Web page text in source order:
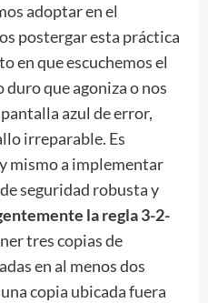
adoptar en el
postergar esta práctica
en que escuchemos el
que agoniza o nos
azul de error,
irreparable. Es
mismo a implementar
seguridad robusta y
la regla 3-2-
tres copias de
en al menos dos
copia ubicada fuera